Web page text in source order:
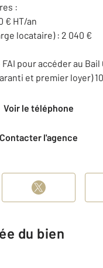
:
€ HT/an
locataire) : 2 040 €
pour accéder au Bail
et premier loyer)
Voir le téléphone
Contacter l'agence
du bien